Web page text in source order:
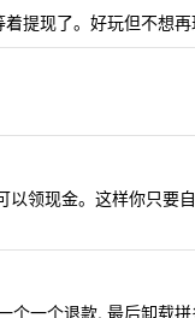
提现了。好玩但不想再
领现金。这样你只要
个一个退款, 最后卸载拼